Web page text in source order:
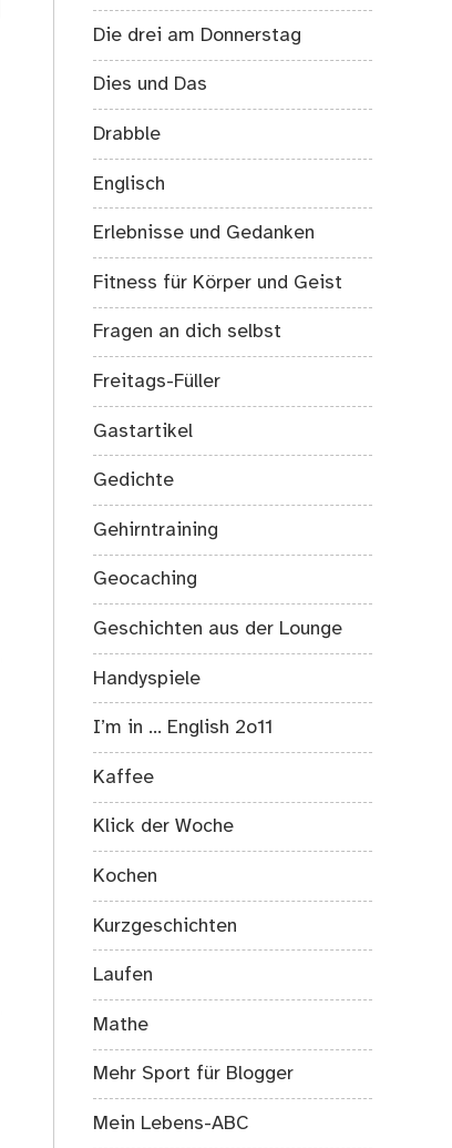
Die drei am Donnerstag
Dies und Das
Drabble
Englisch
Erlebnisse und Gedanken
Fitness für Körper und Geist
Fragen an dich selbst
Freitags-Füller
Gastartikel
Gedichte
Gehirntraining
Geocaching
Geschichten aus der Lounge
Handyspiele
I’m in … English 2o11
Kaffee
Klick der Woche
Kochen
Kurzgeschichten
Laufen
Mathe
Mehr Sport für Blogger
Mein Lebens-ABC